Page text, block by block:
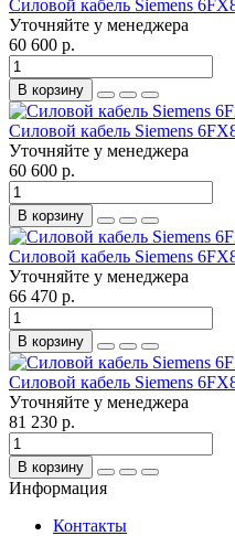
Силовой кабель Siemens
Уточняйте у менеджера
60 600 р.
В корзину
Силовой кабель Siemens
Уточняйте у менеджера
60 600 р.
В корзину
Силовой кабель Siemens
Уточняйте у менеджера
66 470 р.
В корзину
Силовой кабель Siemens
Уточняйте у менеджера
81 230 р.
В корзину
Информация
Контакты